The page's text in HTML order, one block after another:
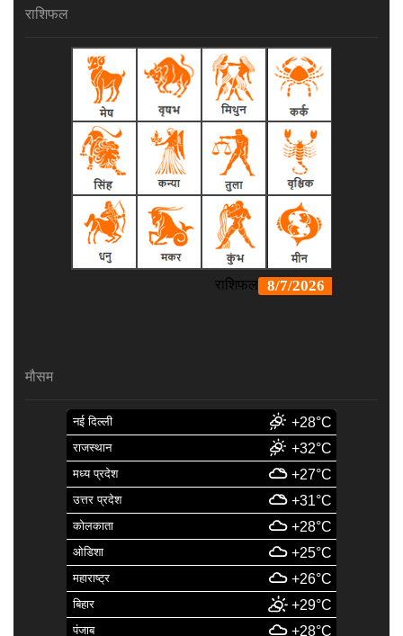
राशिफल
मौसम
नई दिल्ली +28°C
राजस्थान +32°C
मध्य प्रदेश +27°C
उत्तर प्रदेश +31°C
कोलकाता +28°C
ओडिशा +25°C
महाराष्ट्र +26°C
बिहार +29°C
पंजाब +28°C